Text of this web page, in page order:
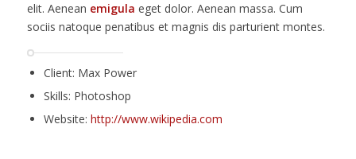
elit. Aenean emigula eget dolor. Aenean massa. Cum
sociis natoque penatibus et magnis dis parturient montes.
Client: Max Power
Skills: Photoshop
Website: http://www.wikipedia.com